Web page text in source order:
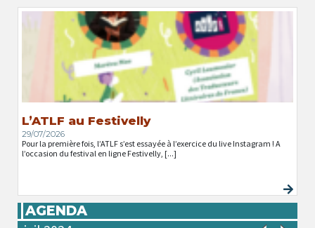
L’ATLF au Festivelly
29/07/2026
Pour la première fois, l’ATLF s’est essayée à l’exercice du live Instagram ! A
l’occasion du festival en ligne Festivelly, [...]
AGENDA